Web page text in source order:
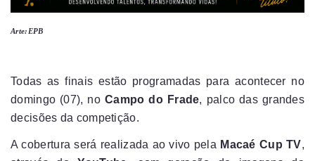
Arte:EPB
Todas as finais estão programadas para acontecer no
domingo (07), no Campo do Frade, palco das grandes
decisões da competição.
A cobertura será realizada ao vivo pela Macaé Cup TV,